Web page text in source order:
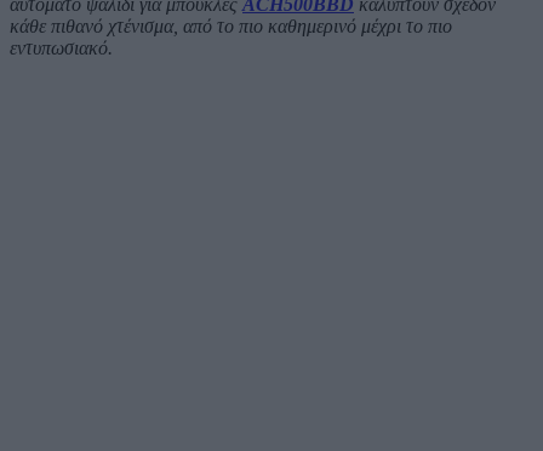
κάθε πιθανό χτένισμα, από το πιο καθημερινό μέχρι το πιο
εντυπωσιακό.